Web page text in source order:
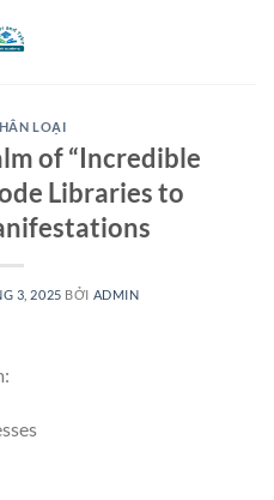
LOẠI
of “Incredible
Libraries to
3, 2025 BỞI ADMIN